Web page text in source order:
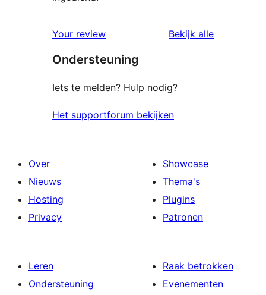
Your review Bekijk alle
Ondersteuning
Iets te melden? Hulp nodig?
Het supportforum bekijken
Over
Nieuws
Hosting
Privacy
Showcase
Thema's
Plugins
Patronen
Leren
Ondersteuning
Raak betrokken
Evenementen